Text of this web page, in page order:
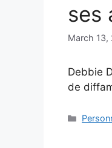
ses
March 13,
Debbie
de